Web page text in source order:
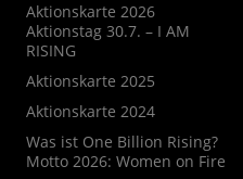
Aktionskarte 2026
Aktionstag 30.7. – I AM
RISING
Aktionskarte 2025
Aktionskarte 2024
Was ist One Billion Rising?
Motto 2026: Women on Fire